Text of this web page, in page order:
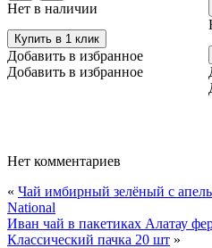
Нет в наличии
Купить в 1 клик
Добавить в избранное
Добавить в избранное
Нет комментариев
« Чай имбирный зелёный с
National
Иван чай в пакетиках Алатау
Классический пачка 20 шт »